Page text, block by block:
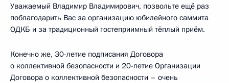
Уважаемый Владимир Владимирович, позвольте ещё раз
поблагодарить Вас за организацию юбилейного саммита
ОДКБ и за традиционный гостеприимный тёплый приём.
Конечно же, 30-летие подписания Договора
о коллективной безопасности и 20-летие Организации
Договора о коллективной безопасности – очень